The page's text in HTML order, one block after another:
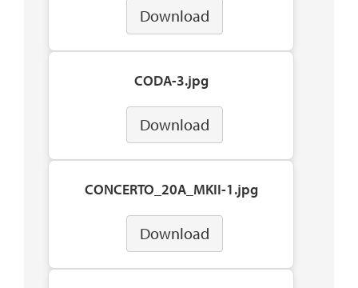
Download
CODA-3.jpg
Download
CONCERTO_20A_MKII-1.jpg
Download